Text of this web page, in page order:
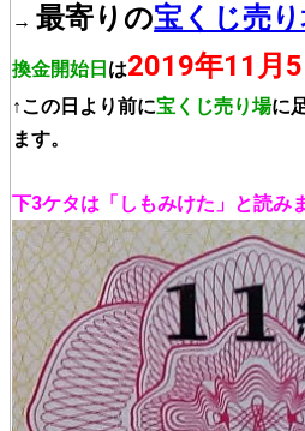
→最寄りの宝くじ売
換金開始日 は2019年11月5
↑この日より前に宝くじ売り場に
ます。
下3ケタは「しもみけた」と読み